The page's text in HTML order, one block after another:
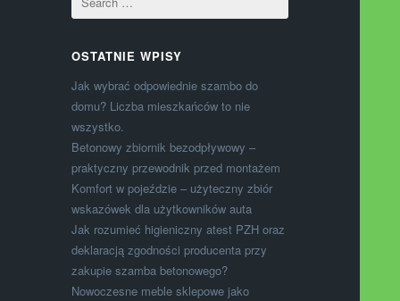
OSTATNIE WPISY
Jak wybrać odpowiednie szambo do
domu? Liczba mieszkańców to nie
wszystko.
Betonowy zbiornik bezodpływowy –
praktyczny przewodnik przed montażem
Komfort w pojeździe – użyteczny zbiór
wskazówek dla użytkowników auta
Jak rozumieć higieniczny atest PZH oraz
deklaracją zgodności producenta przy
zakupie szamba betonowego?
Nowoczesne meble sklepowe jako